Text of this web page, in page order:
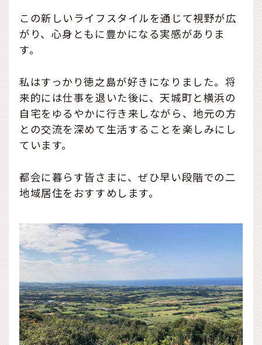
この新しいライフスタイルを通じて視野が広
がり、心身ともに豊かになる実感がありま
す。
私はすっかり徳之島が好きになりました。将
来的には仕事を退いた後に、天城町と横浜の
自宅をゆるやかに行き来しながら、地元の方
との交流を深めて生活することを楽しみにし
ています。
都会に暮らす皆さまに、ぜひ早い段階での二
地域居住をおすすめします。